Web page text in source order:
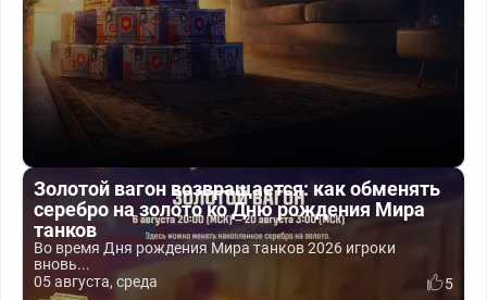
Золотой вагон возвращается: как обменять
серебро на золото ко Дню рождения Мира
танков
Во время Дня рождения Мира танков 2026 игроки
вновь...
05 августа, среда
5